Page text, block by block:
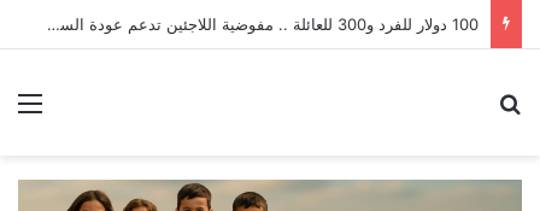
100 دولار للفرد و300 للعائلة .. مفوضية اللاجئين تدعم عودة السوريين من لبنان